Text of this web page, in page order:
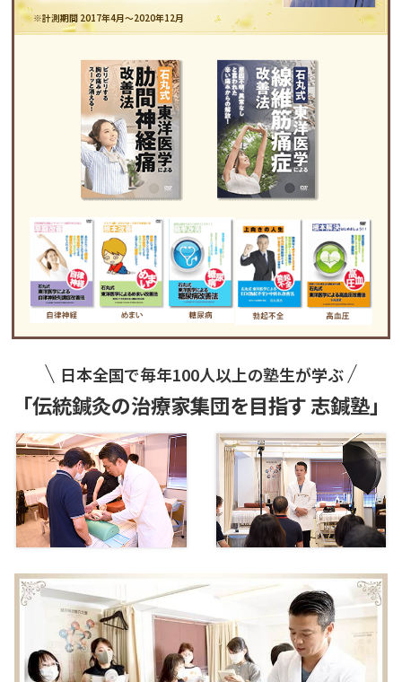
※計測期間 2017年4月～2020年12月
日本全国で毎年100人以上の塾生が学ぶ
「伝統鍼灸の治療家集団を目指す 志鍼塾」